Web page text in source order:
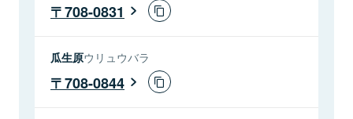
708-0831
瓜生原ウリュウバラ
708-0844